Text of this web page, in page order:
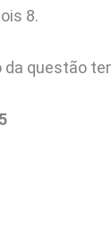
8.
da questão